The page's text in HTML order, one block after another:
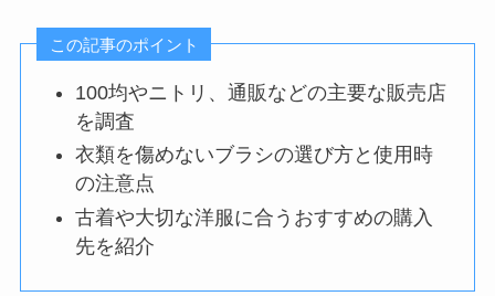
この記事のポイント
100均やニトリ、通販などの主要な販売店
を調査
衣類を傷めないブラシの選び方と使用時
の注意点
古着や大切な洋服に合うおすすめの購入
先を紹介